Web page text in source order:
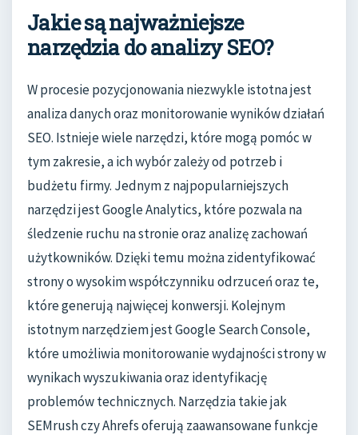
Jakie są najważniejsze
narzędzia do analizy SEO?
W procesie pozycjonowania niezwykle istotna jest
analiza danych oraz monitorowanie wyników działań
SEO. Istnieje wiele narzędzi, które mogą pomóc w
tym zakresie, a ich wybór zależy od potrzeb i
budżetu firmy. Jednym z najpopularniejszych
narzędzi jest Google Analytics, które pozwala na
śledzenie ruchu na stronie oraz analizę zachowań
użytkowników. Dzięki temu można zidentyfikować
strony o wysokim współczynniku odrzuceń oraz te,
które generują najwięcej konwersji. Kolejnym
istotnym narzędziem jest Google Search Console,
które umożliwia monitorowanie wydajności strony w
wynikach wyszukiwania oraz identyfikację
problemów technicznych. Narzędzia takie jak
SEMrush czy Ahrefs oferują zaawansowane funkcje